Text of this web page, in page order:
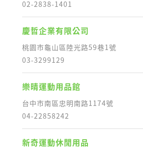
02-2838-1401
慶哲企業有限公司
桃園市龜山區陸光路59巷1號
03-3299129
樂晴運動用品館
台中市南區忠明南路1174號
04-22858242
新奇運動休閒用品